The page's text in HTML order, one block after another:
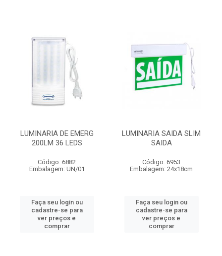
LUMINARIA DE EMERG
200LM 36 LEDS
Código: 6882
Embalagem: UN/01
Faça seu login ou
cadastre-se para
ver preços e
comprar
LUMINARIA SAIDA SLIM
SAIDA
Código: 6953
Embalagem: 24x18cm
Faça seu login ou
cadastre-se para
ver preços e
comprar